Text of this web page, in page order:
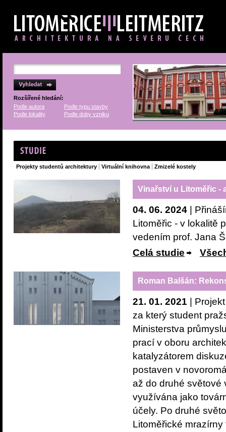
Rozšířené hledání:
Podle autora
Podle typu stavby
Podle lokality
Podle doby vzniku
Studie
Projekty studentů architektury Virtuální knihovna Zmizelé kostely
Vinařství u Litoměřic -
04. 06. 2024 |
Litoměřic - v lokalitě
vedením prof. Jana
Celá studie
Roman Balšán:
21. 01. 2021 |
za který student
Ministerstva
prací v oboru
katalyzátorem
postaven v
až do druhé světové
využívána jako
účely. Po druhé
Litoměřické